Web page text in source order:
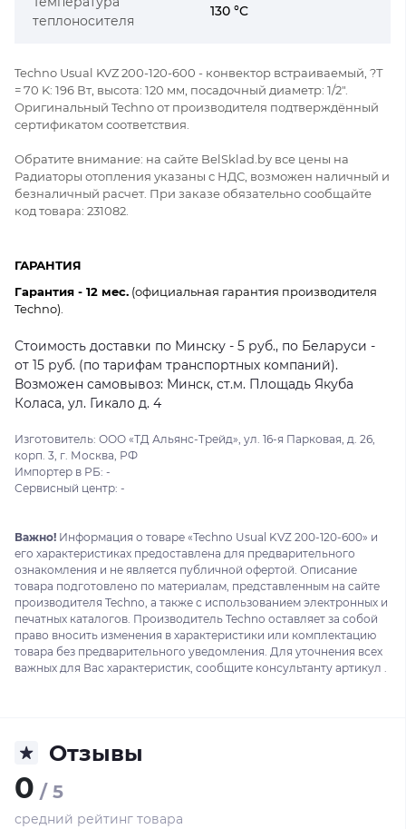
теплоносителя
130 °C
Techno Usual KVZ 200-120-600 - конвектор встраиваемый, ?Т
= 70 K: 196 Вт, высота: 120 мм, посадочный диаметр: 1/2".
Оригинальный Techno от производителя подтверждённый
сертификатом соответствия.
Обратите внимание: на сайте BelSklad.by все цены на
Радиаторы отопления указаны с НДС, возможен наличный и
безналичный расчет. При заказе обязательно сообщайте
код товара: 231082.
ГАРАНТИЯ
Гарантия - 12 мес. (официальная гарантия производителя
Techno).
Стоимость доставки по Минску - 5 руб., по Беларуси -
от 15 руб. (по тарифам транспортных компаний).
Возможен самовывоз: Минск, ст.м. Площадь Якуба
Коласа, ул. Гикало д. 4
Изготовитель: ООО «ТД Альянс-Трейд», ул. 16-я Парковая, д. 26,
корп. 3, г. Москва, РФ
Импортер в РБ: -
Сервисный центр: -
Важно! Информация о товаре «Techno Usual KVZ 200-120-600» и
его характеристиках предоставлена для предварительного
ознакомления и не является публичной офертой. Описание
товара подготовлено по материалам, представленным на сайте
производителя Techno, а также с использованием электронных и
печатных каталогов. Производитель Techno оставляет за собой
право вносить изменения в характеристики или комплектацию
товара без предварительного уведомления. Для уточнения всех
важных для Вас характеристик, сообщите консультанту артикул .
Отзывы
0 / 5
средний рейтинг товара